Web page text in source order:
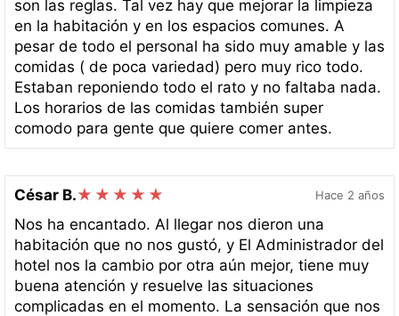
son las reglas. Tal vez hay que mejorar la limpieza
en la habitación y en los espacios comunes. A
pesar de todo el personal ha sido muy amable y las
comidas ( de poca variedad) pero muy rico todo.
Estaban reponiendo todo el rato y no faltaba nada.
Los horarios de las comidas también super
comodo para gente que quiere comer antes.
César B. Hace 2 años
Nos ha encantado. Al llegar nos dieron una
habitación que no nos gustó, y El Administrador del
hotel nos la cambio por otra aún mejor, tiene muy
buena atención y resuelve las situaciones
complicadas en el momento. La sensación que nos